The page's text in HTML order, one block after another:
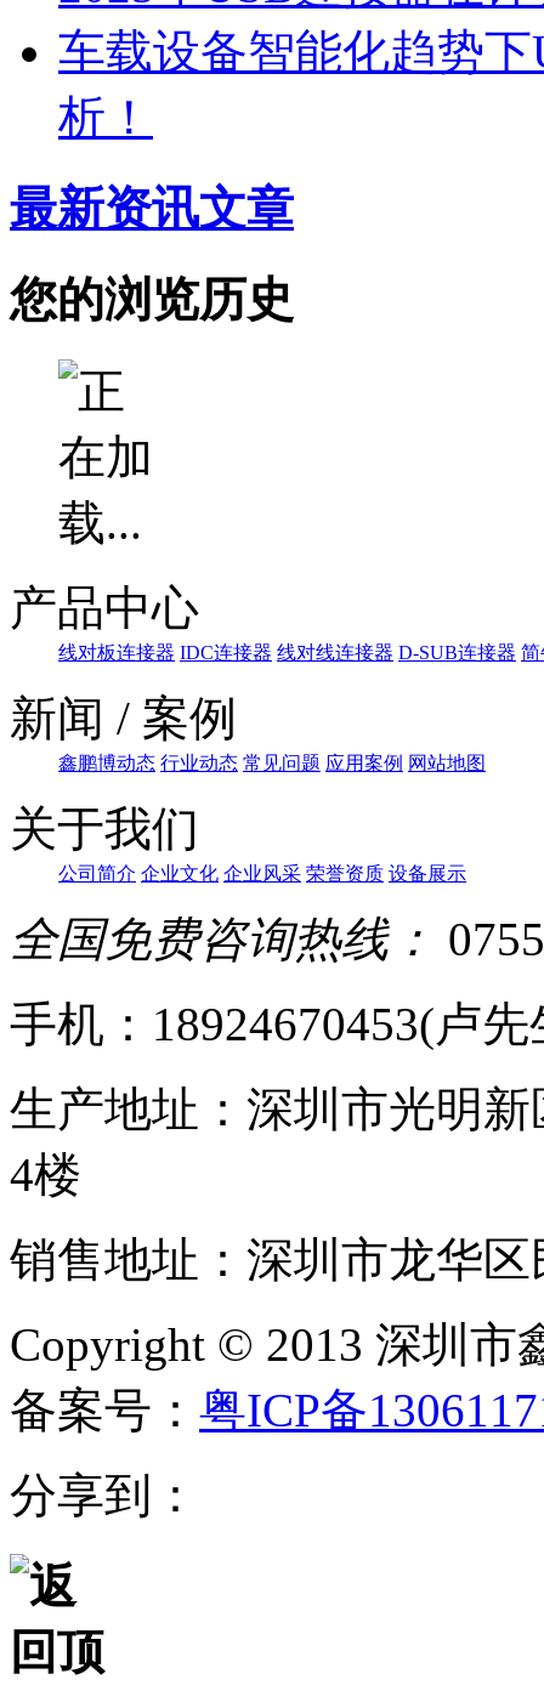
车载设备智能化趋势
析！
最新资讯文章
您的浏览历史
产品中心
线对板连接器 IDC连接器 线对线连接器 D-SUB连接器 简
新闻 / 案例
鑫鹏博动态 行业动态 常见问题 应用案例 网站地图
关于我们
公司简介 企业文化 企业风采 荣誉资质 设备展示
全国免费咨询热线：
手机：18924670453(卢
生产地址：深圳市光明
4楼
销售地址：深圳市龙华
Copyright © 2013 深
备案号： 粤ICP备
分享到：